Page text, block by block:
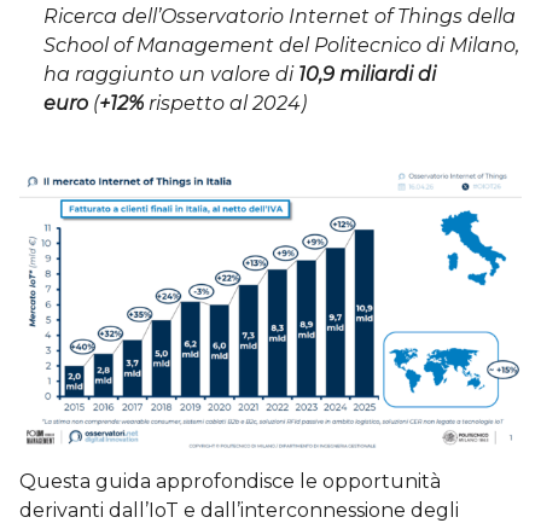
Ricerca dell’Osservatorio Internet of Things della
School of Management del Politecnico di Milano,
ha raggiunto un valore di 10,9 miliardi di
euro (+12% rispetto al 2024)
Questa guida approfondisce le opportunità
derivanti dall’IoT e dall’interconnessione degli